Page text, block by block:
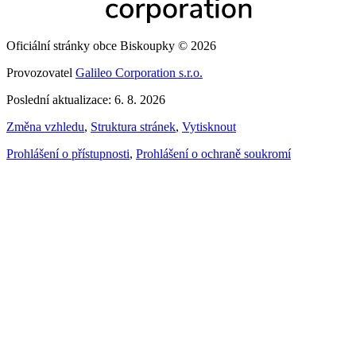
Oficiální stránky obce Biskoupky © 2026
Provozovatel Galileo Corporation s.r.o.
Poslední aktualizace: 6. 8. 2026
Změna vzhledu, Struktura stránek, Vytisknout
Prohlášení o přístupnosti, Prohlášení o ochraně soukromí